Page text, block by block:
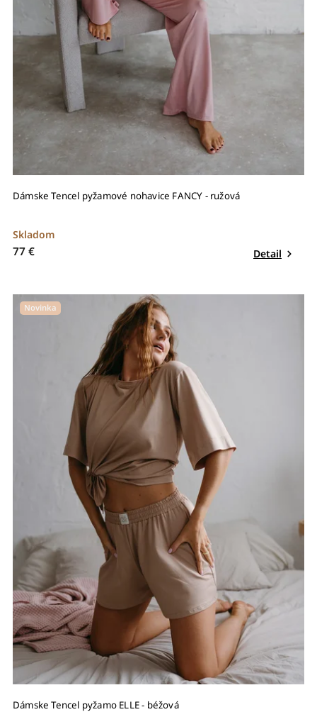
Dámske Tencel pyžamové nohavice FANCY - ružová
Skladom
77 € Detail
Novinka
Dámske Tencel pyžamo ELLE - béžová